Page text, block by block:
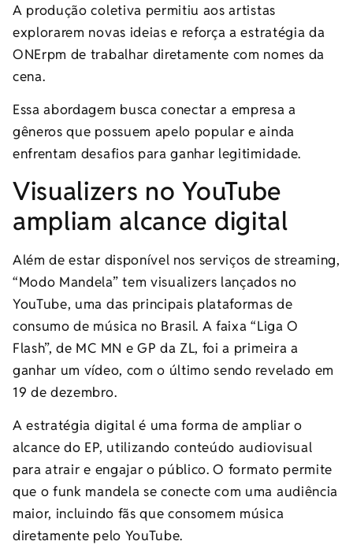
A produção coletiva permitiu aos artistas
explorarem novas ideias e reforça a estratégia da
ONErpm de trabalhar diretamente com nomes da
cena.
Essa abordagem busca conectar a empresa a
gêneros que possuem apelo popular e ainda
enfrentam desafios para ganhar legitimidade.
Visualizers no YouTube
ampliam alcance digital
Além de estar disponível nos serviços de streaming,
“Modo Mandela” tem visualizers lançados no
YouTube, uma das principais plataformas de
consumo de música no Brasil. A faixa “Liga O
Flash”, de MC MN e GP da ZL, foi a primeira a
ganhar um vídeo, com o último sendo revelado em
19 de dezembro.
A estratégia digital é uma forma de ampliar o
alcance do EP, utilizando conteúdo audiovisual
para atrair e engajar o público. O formato permite
que o funk mandela se conecte com uma audiência
maior, incluindo fãs que consomem música
diretamente pelo YouTube.